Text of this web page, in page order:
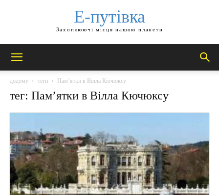
Е-путівка
Захоплюючі місця нашою планети
додому теги Пам’ятки в Вілла Кючюксу
тег: Пам’ятки в Вілла Кючюксу